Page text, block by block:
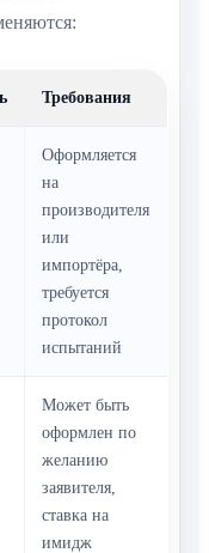
Требования
Оформляется
на
производителя
или
импортёра,
требуется
протокол
испытаний
Может быть
оформлен по
желанию
заявителя,
ставка на
имидж